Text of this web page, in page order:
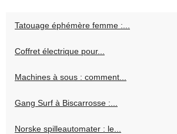
Tatouage éphémère femme :...
Coffret électrique pour...
Machines à sous : comment...
Gang Surf à Biscarrosse :...
Norske spilleautomater : le...